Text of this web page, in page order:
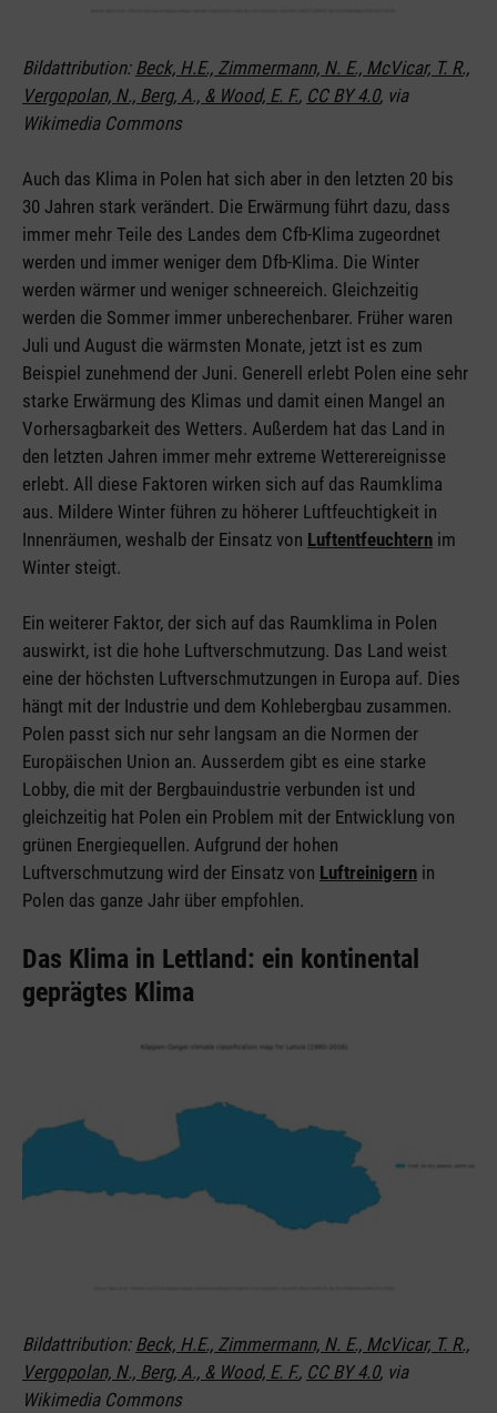
Bildattribution: Beck, H.E., Zimmermann, N. E., McVicar, T. R.,
Vergopolan, N., Berg, A., & Wood, E. F., CC BY 4.0, via
Wikimedia Commons
Auch das Klima in Polen hat sich aber in den letzten 20 bis
30 Jahren stark verändert. Die Erwärmung führt dazu, dass
immer mehr Teile des Landes dem Cfb-Klima zugeordnet
werden und immer weniger dem Dfb-Klima. Die Winter
werden wärmer und weniger schneereich. Gleichzeitig
werden die Sommer immer unberechenbarer. Früher waren
Juli und August die wärmsten Monate, jetzt ist es zum
Beispiel zunehmend der Juni. Generell erlebt Polen eine sehr
starke Erwärmung des Klimas und damit einen Mangel an
Vorhersagbarkeit des Wetters. Außerdem hat das Land in
den letzten Jahren immer mehr extreme Wetterereignisse
erlebt. All diese Faktoren wirken sich auf das Raumklima
aus. Mildere Winter führen zu höherer Luftfeuchtigkeit in
Innenräumen, weshalb der Einsatz von Luftentfeuchtern im
Winter steigt.
Ein weiterer Faktor, der sich auf das Raumklima in Polen
auswirkt, ist die hohe Luftverschmutzung. Das Land weist
eine der höchsten Luftverschmutzungen in Europa auf. Dies
hängt mit der Industrie und dem Kohlebergbau zusammen.
Polen passt sich nur sehr langsam an die Normen der
Europäischen Union an. Ausserdem gibt es eine starke
Lobby, die mit der Bergbauindustrie verbunden ist und
gleichzeitig hat Polen ein Problem mit der Entwicklung von
grünen Energiequellen. Aufgrund der hohen
Luftverschmutzung wird der Einsatz von Luftreinigern in
Polen das ganze Jahr über empfohlen.
Das Klima in Lettland: ein kontinental
geprägtes Klima
Bildattribution: Beck, H.E., Zimmermann, N. E., McVicar, T. R.,
Vergopolan, N., Berg, A., & Wood, E. F., CC BY 4.0, via
Wikimedia Commons